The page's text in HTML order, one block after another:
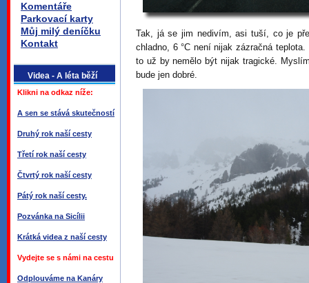
Komentáře
Parkovací karty
Můj milý deníčku
Kontakt
Videa - A léta běží
Klikni na odkaz níže:
A sen se stává skutečností
Druhý rok naší cesty
Třetí rok naší cesty
Čtvrtý rok naší cesty
Pátý rok naší cesty.
Pozvánka na Sicílii
Krátká videa z naší cesty
Vydejte se s námi na cestu
Odplouváme na Kanáry
Tak, já se jim nedivím, asi tuší, co je
chladno, 6 °C není nijak zázračná
to už by nemělo být nijak tragické.
bude jen dobré.